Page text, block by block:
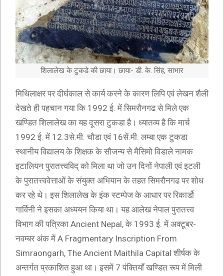
शिलालेख के टुकडे की छाया। छाया- डी. के. सिंह, साभार
मिथिलाक्षर पर दीर्घकाल से कार्य करने के कारण लिपि एवं लेखन शैली
देखते ही पहचान गया कि 1992 ई. में सिमरौनगढ से मिले एक
खण्डित शिलालेख का यह दूसरा टुकडा है। ध्यातव्य है कि मार्च
1992 ई. में 12.3से.मी. चौडा एवं 16सें.मी. लम्बा एक टुकडा
स्थानीय विद्यालय के शिक्षक के सौजन्य से मैसिमो विडाले नामक
इटालियन पुरातत्त्वविद् को मिला था जो उन दिनों नेपाली एवं इटली
के पुरातत्त्ववेत्ताओं के संयुक्त अभियान के तहत सिमरौनगढ पर शोध
कर रहे थे। इस शिलालेख के इंक स्टम्पेज के आधार पर रिकार्डो
गार्विनी ने इसका अध्ययन किया था। यह आलेख नेपाल पुरातत्त्व
विभाग की पत्रिका Ancient Nepal, के 1993 ई. में अक्टूबर-
नवम्बर अंक में A Fragmentary Inscription From
Simraongarh, The Ancient Maithila Capital शीर्षक के
अन्तर्गत प्रकाशित हुआ था। इसमें 7 पंक्तियाँ खण्डित रूप में मिली